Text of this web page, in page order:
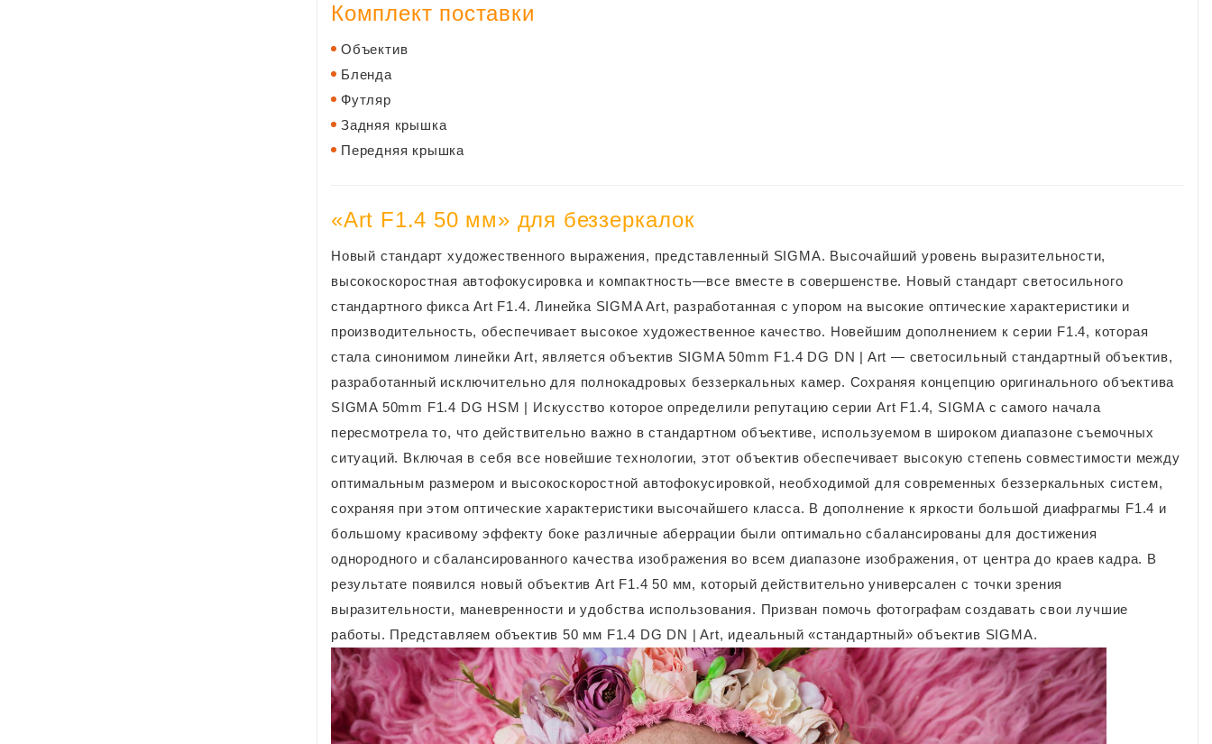
Комплект поставки
Объектив
Бленда
Футляр
Задняя крышка
Передняя крышка​
«Art F1.4 50 мм» для беззеркалок
Новый стандарт художественного выражения, представленный SIGMA. Высочайший уровень выразительности,
высокоскоростная автофокусировка и компактность―все вместе в совершенстве. Новый стандарт светосильного
стандартного фикса Art F1.4. Линейка SIGMA Art, разработанная с упором на высокие оптические характеристики и
производительность, обеспечивает высокое художественное качество. Новейшим дополнением к серии F1.4, которая
стала синонимом линейки Art, является объектив SIGMA 50mm F1.4 DG DN | Art — светосильный стандартный объектив,
разработанный исключительно для полнокадровых беззеркальных камер. Сохраняя концепцию оригинального объектива
SIGMA 50mm F1.4 DG HSM | Искусство которое определили репутацию серии Art F1.4, SIGMA с самого начала
пересмотрела то, что действительно важно в стандартном объективе, используемом в широком диапазоне съемочных
ситуаций. Включая в себя все новейшие технологии, этот объектив обеспечивает высокую степень совместимости между
оптимальным размером и высокоскоростной автофокусировкой, необходимой для современных беззеркальных систем,
сохраняя при этом оптические характеристики высочайшего класса. В дополнение к яркости большой диафрагмы F1.4 и
большому красивому эффекту боке различные аберрации были оптимально сбалансированы для достижения
однородного и сбалансированного качества изображения во всем диапазоне изображения, от центра до краев кадра. В
результате появился новый объектив Art F1.4 50 мм, который действительно универсален с точки зрения
выразительности, маневренности и удобства использования. Призван помочь фотографам создавать свои лучшие
работы. Представляем объектив 50 мм F1.4 DG DN | Art, идеальный «стандартный» объектив SIGMA.